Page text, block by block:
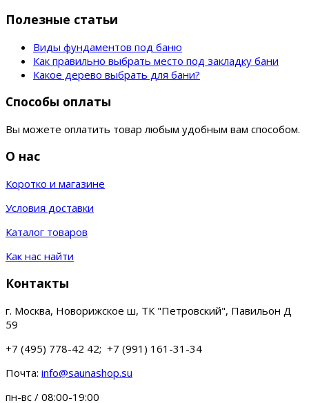
Полезные статьи
Виды фундаментов под баню
Как правильно выбрать место под закладку бани
Какое дерево выбрать для бани?
Способы оплаты
Вы можете оплатить товар любым удобным вам способом.
О нас
Коротко и магазине
Условия доставки
Каталог товаров
Как нас найти
Контакты
г. Москва, Новорижское ш, ТК "Петровский", Павильон Д
59
+7 (495) 778-42 42; +7 (991) 161-31-34
Почта: info@saunashop.su
пн-вс / 08:00-19:00